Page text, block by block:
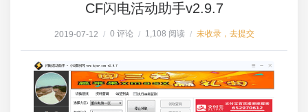
CF闪电活动助手v2.9.7
2019-07-12 / 0 评论 / 1,108 阅读 / 未收录，去提交